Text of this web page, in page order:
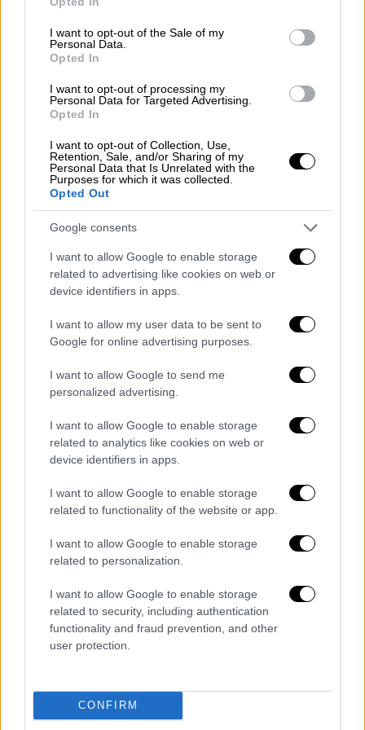
use your data for below specified purposes in below Google
consent section.
I want to opt-out of the Sale of my
Personal Data.
Opted In
I want to opt-out of processing my
Personal Data for Targeted Advertising.
Opted In
I want to opt-out of Collection, Use,
Retention, Sale, and/or Sharing of my
Personal Data that Is Unrelated with the
Purposes for which it was collected.
Opted Out
Google consents
I want to allow Google to enable storage
related to advertising like cookies on web or
device identifiers in apps.
I want to allow my user data to be sent to
Google for online advertising purposes.
I want to allow Google to send me
personalized advertising.
I want to allow Google to enable storage
related to analytics like cookies on web or
device identifiers in apps.
I want to allow Google to enable storage
related to functionality of the website or app.
I want to allow Google to enable storage
related to personalization.
I want to allow Google to enable storage
related to security, including authentication
functionality and fraud prevention, and other
user protection.
CONFIRM
Καιρός: Γενικά αίθριος. Τις μεσημβρινές
- απογευματινές ώρες θα αναπτυχθούν
νεφώσεις και θα σημειωθούν τοπικοί
όμβροι, κυρίως στα ορεινά της
Μακεδονίας.
Ανεμοι: Από βόρειες διευθύνσεις 3 με 4,
εξασθένηση από τις προμεσημβρινές
ώρες.
Θερμοκρασία: Από 18 έως 35 με 36
βαθμούς Κελσίου. Στη δυτική
Μακεδονία η μέγιστη 2 με 4 βαθμούς
χαμηλότερη.
ΝΗΣΙΑ ΙΟΝΙΟΥ, ΗΠΕΙΡΟΣ, ΔΥΤΙΚΗ ΣΤΕΡΕΑ,
ΔΥΤΙΚΗ ΠΕΛΟΠΟΝΝΗΣΟΣ
Καιρός: Γενικά αίθριος. Τις μεσημβρινές
- απογευματινές ώρες θα αναπτυχθούν
τοπικές νεφώσεις και στα ορεινά της
Ηπείρου θα σημειωθούν τοπικοί όμβροι.
Ανεμοι: Βόρειων διευθύνσεων 3 με 4 και
στο Ιόνιο τοπικά 5 μποφόρ.
τοπικά 38 βαθμούς και στα νησιά του
Ιονίου έως 34 βαθμούς Κελσίου. Στο
εσωτερικό της Ηπείρου 2 με 4 βαθμούς
χαμηλότερη.
ΑΝΑΤΟΛΙΚΗ ΣΤΕΡΕΑ, ΕΥΒΟΙΑ, ΑΝΑΤΟΛΙΚΗ
ΠΕΛΟΠΟΝΝΗΣΟΣ
Καιρός: Γενικά αίθριος. Τις μεσημβρινές
τοπικές νεφώσεις στα ορεινά.
Ανεμοι: Από βόρειες διευθύνσεις 3 με 5